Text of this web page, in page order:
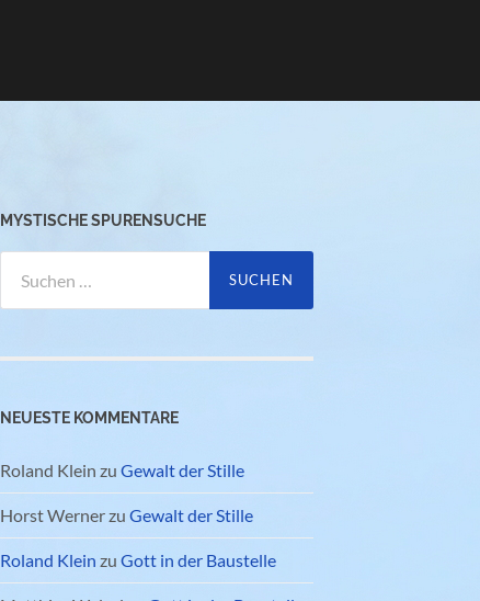
MYSTISCHE SPURENSUCHE
nach:
NEUESTE KOMMENTARE
Roland Klein zu Gewalt der Stille
Horst Wernerzu Gewalt der Stille
Roland Klein zu Gott in der Baustelle